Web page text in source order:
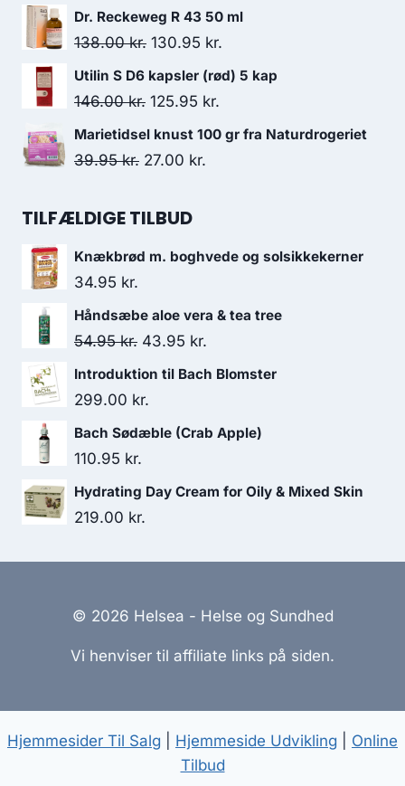
47.50 kr..34.95 kr..
oprindelige
pris
155.00 kr..
aktuelle
Dr. Reckeweg R 43 50 ml
138.00kr. Den
oprindelige
pris
138.00 kr..
130.95 kr.
aktuelle
Utilin S D6 kapsler (rød) 5 kap
146.00kr. Den
oprindelige
pris
146.00 kr..
125.95 kr.
aktuelle
Marietidsel knust 100 gr fra Naturdrogeriet
39.95kr. Den
pris
39.95 kr..
27.00 kr.
27.00 kr..
TILFÆLDIGE TILBUD
Knækbrød m. boghvede og solsikkekerner
34.95 kr.
Håndsæbe aloe vera & tea tree
54.95kr. Den
oprindelige
pris
43.95 kr.
aktuelle
Introduktion til Bach Blomster
299.00 kr.
Bach Sødæble (Crab Apple)
110.95 kr.
Hydrating Day Cream for Oily & Mixed Skin
219.00 kr.
© 2026 Helsea - Helse og Sundhed
Vi henviser til affiliate links på siden.
Hjemmesider Til Salg Hjemmeside Udvikling
Online
Tilbud